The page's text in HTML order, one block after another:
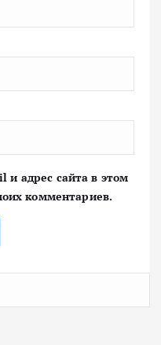
и адрес сайта в этом
комментариев.